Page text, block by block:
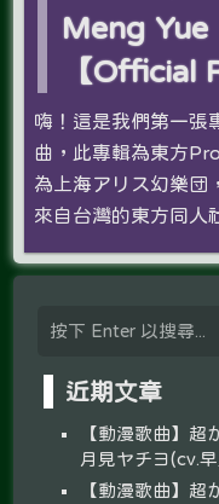
Meng Yue
【Official
嗨！這是我們第一張
曲，此專輯為東方
為上海アリス幻樂団
來自台灣的東方同
近期文章
【動漫歌曲】
月見ヤチヨ(cv.
【動漫歌曲】超